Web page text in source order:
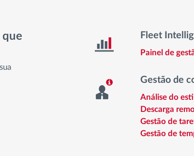
Fleet
Painel de
Gestão de
Análise do
Descarga
Gestão de
Gestão de